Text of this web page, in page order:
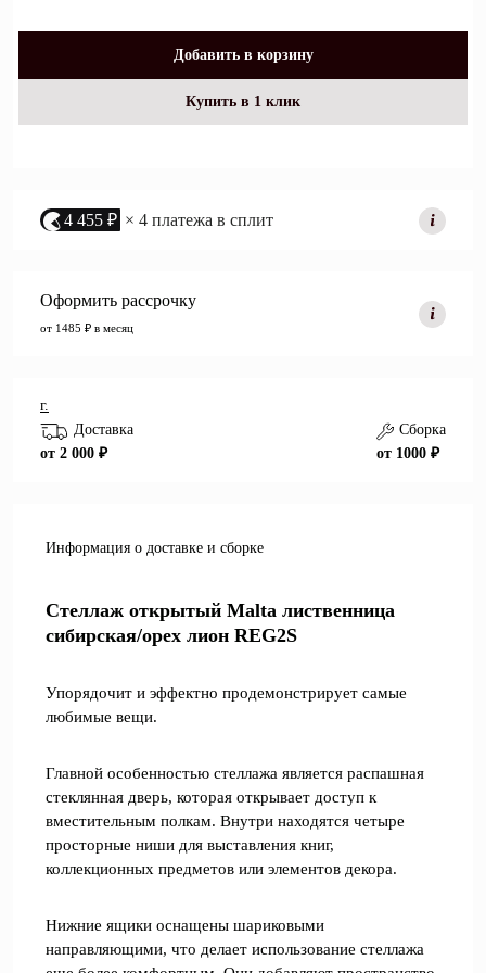
Добавить в корзину
Купить в 1 клик
4 455 ₽ × 4 платежа в сплит
Оформить рассрочку
от 1485 ₽ в месяц
г.
Доставка
от 2 000 ₽
Сборка
от 1000 ₽
Информация о доставке и сборке
Стеллаж открытый Malta лиственница
сибирская/орех лион REG2S
Упорядочит и эффектно продемонстрирует самые
любимые вещи.
Главной особенностью стеллажа является распашная
стеклянная дверь, которая открывает доступ к
вместительным полкам. Внутри находятся четыре
просторные ниши для выставления книг,
коллекционных предметов или элементов декора.
Нижние ящики оснащены шариковыми
направляющими, что делает использование стеллажа